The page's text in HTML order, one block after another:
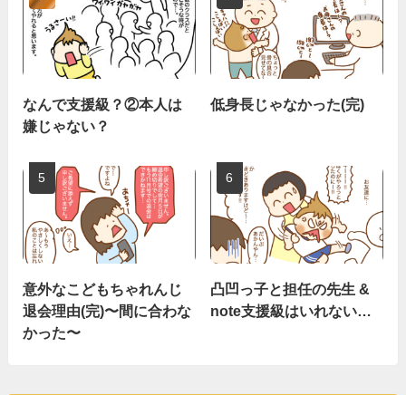
なんで支援級？②本人は
嫌じゃない？
低身長じゃなかった(完)
意外なこどもちゃれんじ
退会理由(完)〜間に合わな
かった〜
凸凹っ子と担任の先生 &
note支援級はいれない…